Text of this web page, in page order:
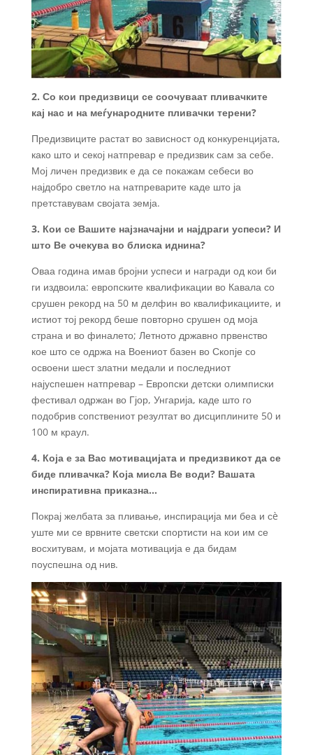
2. Со кои предизвици се соочуваат пливачките
кај нас и на меѓународните пливачки терени?
Предизвиците растат во зависност од конкуренцијата,
како што и секој натпревар е предизвик сам за себе.
Мој личен предизвик е да се покажам себеси во
најдобро светло на натпреварите каде што ја
претставувам својата земја.
3. Кои се Вашите најзначајни и најдраги успеси? И
што Ве очекува во блиска иднина?
Оваа година имав бројни успеси и награди од кои би
ги издвоила: европските квалификации во Кавала со
срушен рекорд на 50 м делфин во квалификациите, и
истиот тој рекорд беше повторно срушен од моја
страна и во финалето; Летното државно првенство
кое што се одржа на Воениот базен во Скопје со
освоени шест златни медали и последниот
најуспешен натпревар – Европски детски олимписки
фестивал одржан во Гјор, Унгарија, каде што го
подобрив сопствениот резултат во дисциплините 50 и
100 м краул.
4. Која е за Вас мотивацијата и предизвикот да се
биде пливачка? Која мисла Ве води? Вашата
инспиративна приказна…
Покрај желбата за пливање, инспирација ми беа и сè
уште ми се врвните светски спортисти на кои им се
восхитувам, и мојата мотивација е да бидам
поуспешна од нив.